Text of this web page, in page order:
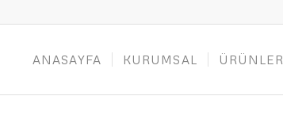
ANASAYFA KURUMSAL ÜRÜNLER